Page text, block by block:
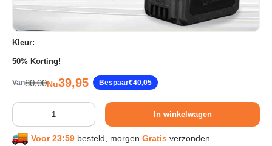
Wonen & Interieur
Kids & Speelgoed
Huisdieren
Huishouden & Schoonmaak
Kleur:
50% Korting!
VanReguliere prijs
80,00Verkoopprijs
Nu39,95 Bespaar€40,05
Aantal
In winkelwagen
Voor 23:59 besteld, morgen Gratis verzonden